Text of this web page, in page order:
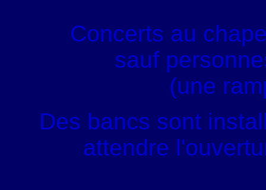
Concerts au
sauf
(une
Des bancs sont
attendre